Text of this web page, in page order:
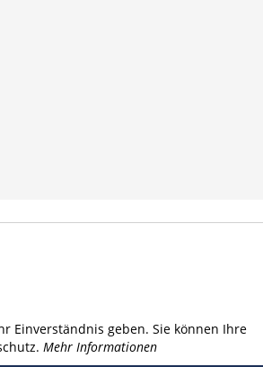
Einverständnis geben. Sie können Ihre
Mehr Informationen